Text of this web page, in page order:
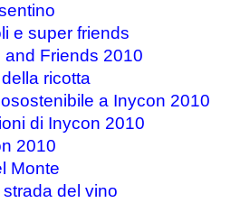
e super friends
and Friends 2010
ricotta
a Inycon 2010
di Inycon 2010
2010
Monte
del vino